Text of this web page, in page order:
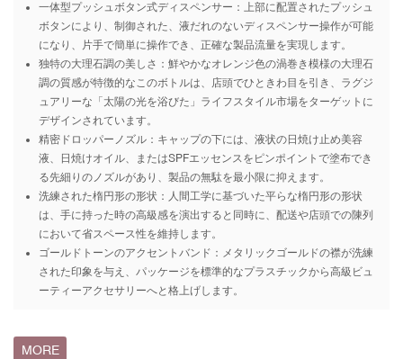
一体型プッシュボタン式ディスペンサー：上部に配置されたプッシュ
ボタンにより、制御された、液だれのないディスペンサー操作が可能
になり、片手で簡単に操作でき、正確な製品流量を実現します。
独特の大理石調の美しさ：鮮やかなオレンジ色の渦巻き模様の大理石
調の質感が特徴的なこのボトルは、店頭でひときわ目を引き、ラグジ
ュアリーな「太陽の光を浴びた」ライフスタイル市場をターゲットに
デザインされています。
精密ドロッパーノズル：キャップの下には、液状の日焼け止め美容
液、日焼けオイル、またはSPFエッセンスをピンポイントで塗布でき
る先細りのノズルがあり、製品の無駄を最小限に抑えます。
洗練された楕円形の形状：人間工学に基づいた平らな楕円形の形状
は、手に持った時の高級感を演出すると同時に、配送や店頭での陳列
において省スペース性を維持します。
ゴールドトーンのアクセントバンド：メタリックゴールドの襟が洗練
された印象を与え、パッケージを標準的なプラスチックから高級ビュ
ーティーアクセサリーへと格上げします。
MORE